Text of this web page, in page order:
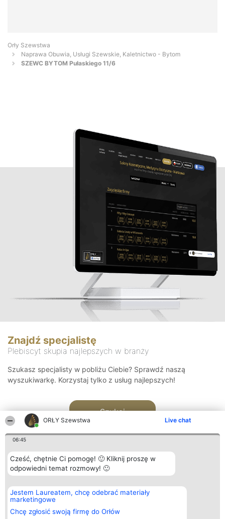
ORŁY Szewstwa Live chat
06:45
Cześć, chętnie Ci pomogę! 🙂 Kliknij proszę w
odpowiedni temat rozmowy! 🙂
Jestem Laureatem, chcę odebrać materiały
marketingowe
Chcę zgłosić swoją firmę do Orłów
Orły Szewstwa
Naprawa Obuwia, Usługi Szewskie, Kaletnictwo - Bytom
SZEWC BYTOM Pułaskiego 11/6
Znajdź specjalistę
Plebiscyt skupia najlepszych w branży
Szukasz specjalisty w pobliżu Ciebie? Sprawdź naszą
wyszukiwarkę. Korzystaj tylko z usług najlepszych!
Szukaj
Organizator plebiscytu
Bright Side Solutions sp. z o.
o. sp. k.
ul. Ruska 22
Wrocław 50-079
Plebiscyt
Laureaci
wszystkich
Laureatów
Kontakt
Kontakt